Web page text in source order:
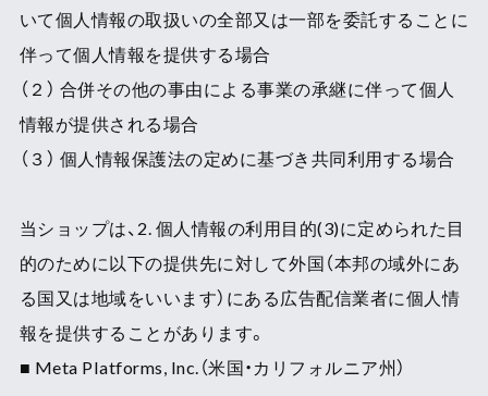
いて個人情報の取扱いの全部又は一部を委託することに
伴って個人情報を提供する場合
（２） 合併その他の事由による事業の承継に伴って個人
情報が提供される場合
（３） 個人情報保護法の定めに基づき共同利用する場合
当ショップは、2. 個人情報の利用目的(3)に定められた目
的のために以下の提供先に対して外国（本邦の域外にあ
る国又は地域をいいます）にある広告配信業者に個人情
報を提供することがあります。
■ Meta Platforms, Inc.（米国・カリフォルニア州）